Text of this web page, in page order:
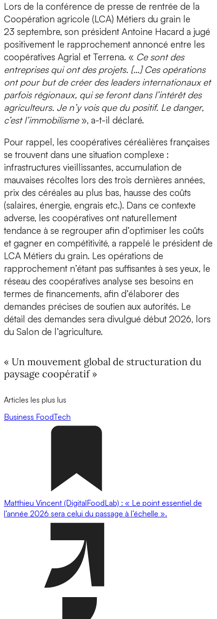
Lors de la conférence de presse de rentrée de la
Coopération agricole (LCA) Métiers du grain le
23 septembre, son président Antoine Hacard a jugé
positivement le rapprochement annoncé entre les
coopératives Agrial et Terrena. « Ce sont des
entreprises qui ont des projets. […] Ces opérations
ont pour but de créer des leaders internationaux et
parfois régionaux, qui se feront dans l’intérêt des
agriculteurs. Je n’y vois que du positif. Le danger,
c’est l’immobilisme», a-t-il déclaré.
Pour rappel, les coopératives céréalières françaises
se trouvent dans une situation complexe :
infrastructures vieillissantes, accumulation de
mauvaises récoltes lors des trois dernières années,
prix des céréales au plus bas, hausse des coûts
(salaires, énergie, engrais etc.). Dans ce contexte
adverse, les coopératives ont naturellement
tendance à se regrouper afin d’optimiser les coûts
et gagner en compétitivité, a rappelé le président de
LCA Métiers du grain. Les opérations de
rapprochement n’étant pas suffisantes à ses yeux, le
réseau des coopératives analyse ses besoins en
termes de financements, afin d’élaborer des
demandes précises de soutien aux autorités. Le
détail des demandes sera divulgué début 2026, lors
du Salon de l’agriculture.
« Un mouvement global de structuration du
paysage coopératif »
Articles les plus lus
Business FoodTech
Matthieu Vincent (DigitalFoodLab) : « Le point essentiel de
l’année 2026 sera celui du passage à l’échelle ».